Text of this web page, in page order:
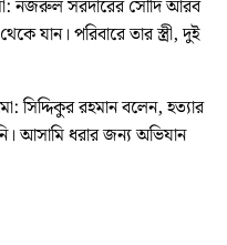
নজরুল সরদারের সৌদি আরব
যান। পরিবারে তার স্ত্রী, দুই
সিদ্দিকুর রহমান বলেন, হত্যার
আসামি ধরার জন্য অভিযান